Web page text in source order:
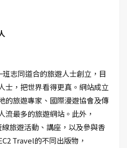
志同道合的旅遊人士創立，目
士，把世界看得更真。網站成立
的旅遊專家、國際漫遊協會及傳
流最多的旅遊網站。此外，
旅遊活動、講座，以及參與香
Travel的不同出版物，